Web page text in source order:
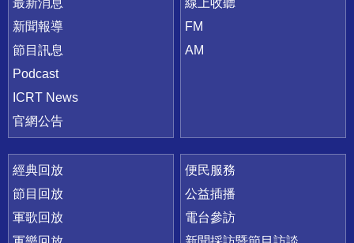
新聞報導
節目訊息
Podcast
ICRT News
官網公告
FM
AM
經典回放
節目回放
軍歌回放
便民服務
公益插播
電台參訪